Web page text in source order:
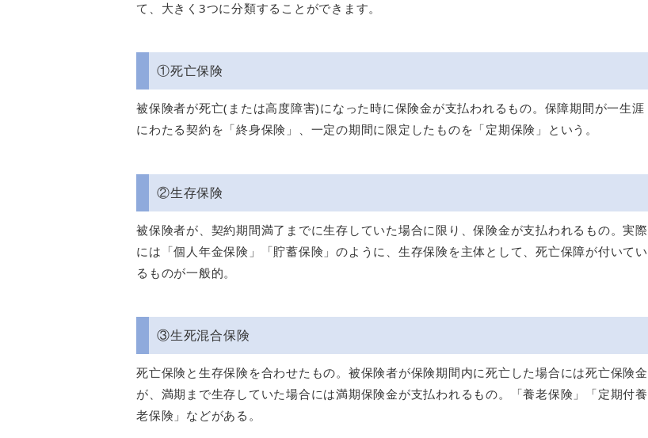
て、大きく3つに分類することができます。
①死亡保険
被保険者が死亡(または高度障害)になった時に保険金が支払われるもの。保障期間が一生涯
にわたる契約を「終身保険」、一定の期間に限定したものを「定期保険」という。
②生存保険
被保険者が、契約期間満了までに生存していた場合に限り、保険金が支払われるもの。実際
には「個人年金保険」「貯蓄保険」のように、生存保険を主体として、死亡保障が付いてい
るものが一般的。
③生死混合保険
死亡保険と生存保険を合わせたもの。被保険者が保険期間内に死亡した場合には死亡保険金
が、満期まで生存していた場合には満期保険金が支払われるもの。「養老保険」「定期付養
老保険」などがある。